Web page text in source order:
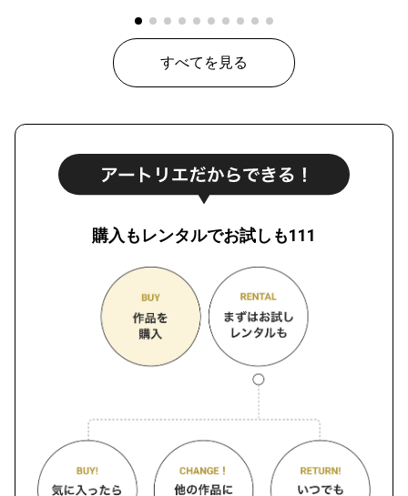
すべてを見る
購入もレンタルでお試しも111